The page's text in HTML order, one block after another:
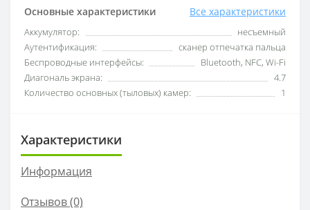
Основные характеристики Все характеристики
Аккумулятор:
несъемный
Аутентификация:
сканер отпечатка пальца
Беспроводные интерфейсы:
Bluetooth, NFC, Wi-Fi
Диагональ экрана:
4.7
Количество основных (тыловых) камер:
1
Характеристики
Информация
Отзывов (0)